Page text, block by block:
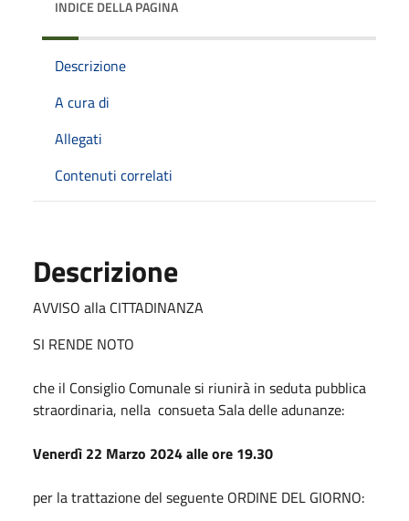
INDICE DELLA PAGINA
Descrizione
A cura di
Allegati
Contenuti correlati
Descrizione
AVVISO alla CITTADINANZA
SI RENDE NOTO
che il Consiglio Comunale si riunirà in seduta pubblica
straordinaria, nella consueta Sala delle adunanze:
Venerdì 22 Marzo 2024 alle ore 19.30
per la trattazione del seguente ORDINE DEL GIORNO: